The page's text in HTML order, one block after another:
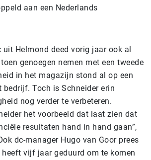
aan een Nederlands
uit Helmond deed vorig jaar ook al
genoegen nemen met een tweede
in het magazijn stond al op een
bedrijf. Toch is Schneider erin
nog verder te verbeteren.
het voorbeeld dat laat zien dat
resultaten hand in hand gaan”,
dc-manager Hugo van Goor prees
heeft vijf jaar geduurd om te komen